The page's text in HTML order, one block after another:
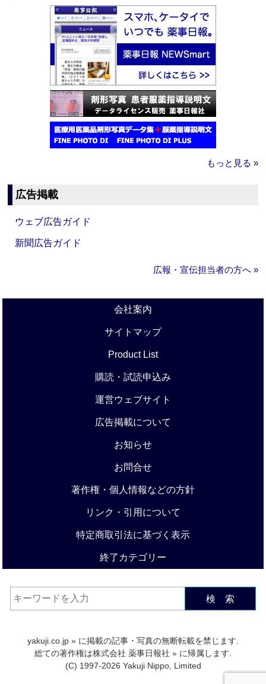
もっと見る »
広告掲載
ウェブ広告ガイド
新聞広告ガイド
広報・宣伝担当者の方へ »
会社案内
サイトマップ
Product List
購読・試読申込み
運営ウェブサイト
広告掲載について
お知らせ
お問合せ
著作権・個人情報などの方針
リンク・引用について
特定商取引法に基づく表示
終了カテゴリー
検 索
yakuji.co.jp » に掲載の記事・写真の無断転載を禁じます.
総ての著作権は株式会社 薬事日報社 » に帰属します.
(C) 1997-2026 Yakuji Nippo, Limited